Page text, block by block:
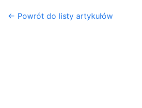
← Powrót do listy artykułów